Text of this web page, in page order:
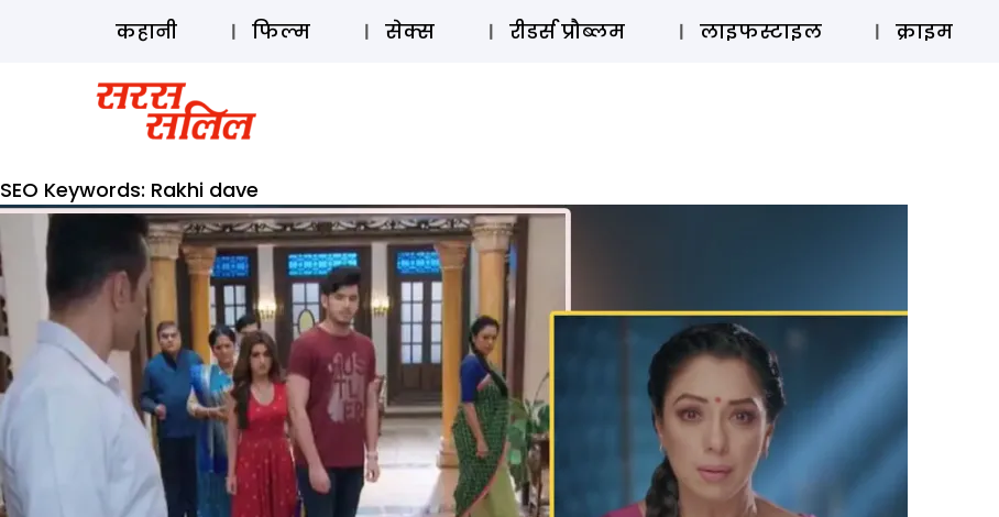
ऑडियो
कहानी फिल्म सेक्स रीडर्स प्रौब्लम लाइफस्टाइल क्राइम
SEO Keywords: Rakhi dave